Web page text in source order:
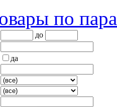
по
до
да